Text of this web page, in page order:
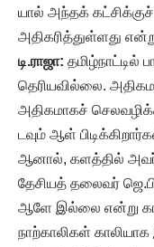
யால் அந்தக்
அதிகரித்துள்ளது
டி.ராஜா: தமிழ்நாட்டில்
தெரியவில்லை.
அதிகமாகச்
டவும் ஆள்
ஆனால், களத்தில்
தேசியத் தலைவர்
ஆளே இல்லை என்று
நாற்காலிகள்